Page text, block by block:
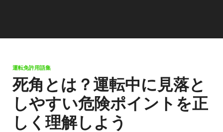
運転免許用語集
死角とは？運転中に見落と
しやすい危険ポイントを正
しく理解しよう